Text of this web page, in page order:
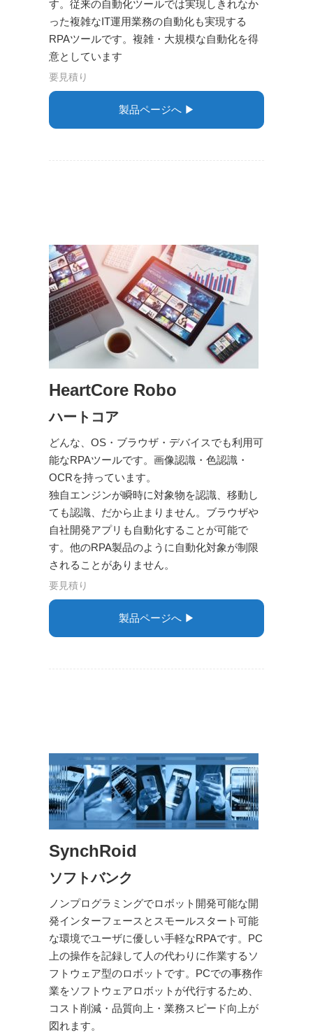
す。従来の自動化ツールでは実現しきれなか
った複雑なIT運用業務の自動化も実現する
RPAツールです。複雑・大規模な自動化を得
意としています
要見積り
製品ページへ ▶︎
HeartCore Robo
ハートコア
どんな、OS・ブラウザ・デバイスでも利用可
能なRPAツールです。画像認識・色認識・
OCRを持っています。
独自エンジンが瞬時に対象物を認識、移動し
ても認識、だから止まりません。ブラウザや
自社開発アプリも自動化することが可能で
す。他のRPA製品のように自動化対象が制限
されることがありません。
要見積り
製品ページへ ▶︎
SynchRoid
ソフトバンク
ノンプログラミングでロボット開発可能な開
発インターフェースとスモールスタート可能
な環境でユーザに優しい手軽なRPAです。PC
上の操作を記録して人の代わりに作業するソ
フトウェア型のロボットです。PCでの事務作
業をソフトウェアロボットが代行するため、
コスト削減・品質向上・業務スピード向上が
図れます。